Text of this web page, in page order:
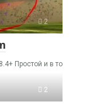
2
Простой и в то
2